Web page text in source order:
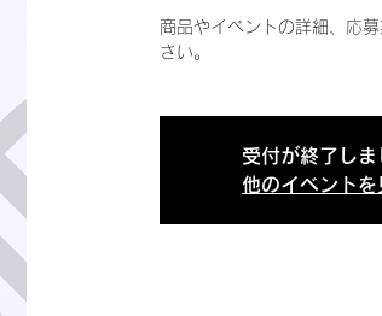
商品やイベントの詳細、応
さい。
受付が終了しま
他のイベントを